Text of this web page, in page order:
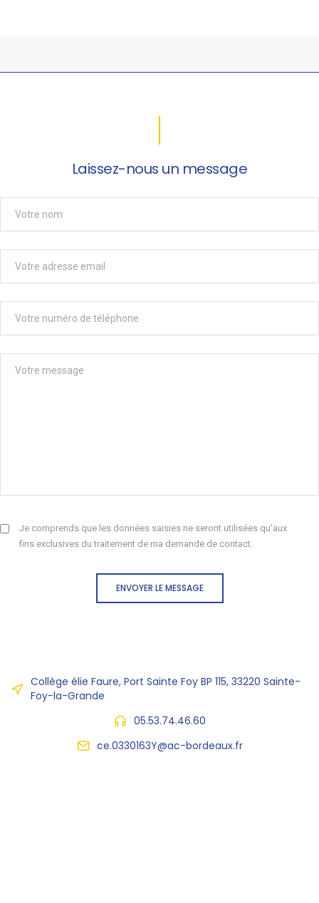
Laissez-nous un message
Je comprends que les données saisies ne seront utilisées qu'aux
fins exclusives du traitement de ma demande de contact.
ENVOYER LE MESSAGE
Collège élie Faure, Port Sainte Foy BP 115, 33220 Sainte-
Foy-la-Grande
05.53.74.46.60
ce.0330163Y@ac-bordeaux.fr